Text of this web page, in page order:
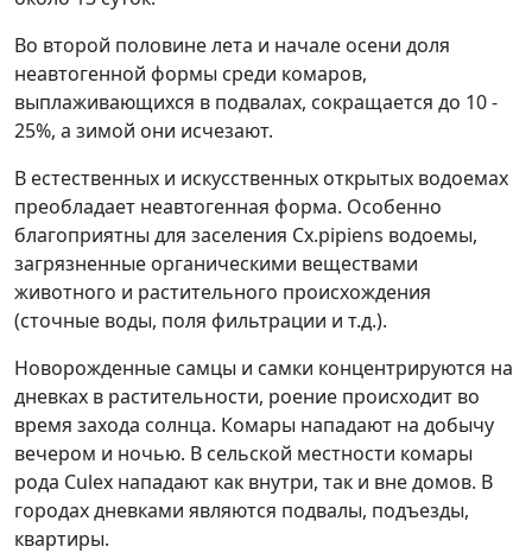
Во второй половине лета и начале осени доля
неавтогенной формы среди комаров,
выплаживающихся в подвалах, сокращается до 10 -
25%, а зимой они исчезают.
В естественных и искусственных открытых водоемах
преобладает неавтогенная форма. Особенно
благоприятны для заселения Cx.pipiens водоемы,
загрязненные органическими веществами
животного и растительного происхождения
(сточные воды, поля фильтрации и т.д.).
Новорожденные самцы и самки концентрируются на
дневках в растительности, роение происходит во
время захода солнца. Комары нападают на добычу
вечером и ночью. В сельской местности комары
рода Culex нападают как внутри, так и вне домов. В
городах дневками являются подвалы, подъезды,
квартиры.